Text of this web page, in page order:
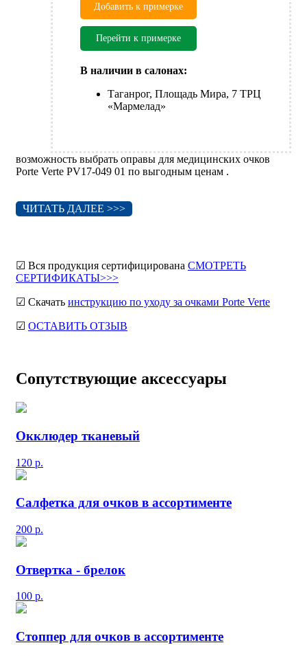
Добавить к примерке
Перейти к примерке
В наличии в салонах:
Таганрог, Площадь Мира, 7 ТРЦ
«Мармелад»
возможность выбрать оправы для медицинских очков
Porte Verte PV17-049 01 по выгодным ценам .
ЧИТАТЬ ДАЛЕЕ >>>
☑ Вся продукция сертифицирована СМОТРЕТЬ
СЕРТИФИКАТЫ>>>
☑ Скачать инструкцию по уходу за очками Porte Verte
☑ ОСТАВИТЬ ОТЗЫВ
Сопутствующие аксессуары
Окклюдер тканевый
120 р.
Салфетка для очков в ассортименте
200 р.
Отвертка - брелок
100 р.
Стоппер для очков в ассортименте